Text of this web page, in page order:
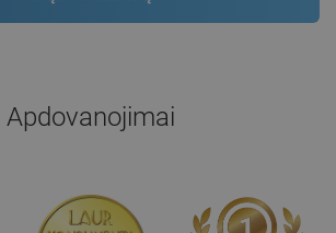
Apdovanojimai